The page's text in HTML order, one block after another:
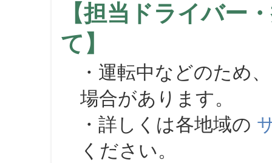
【担当ドライバー
て】
・運転中などのため
場合があります。
・詳しくは各地域の
ください。